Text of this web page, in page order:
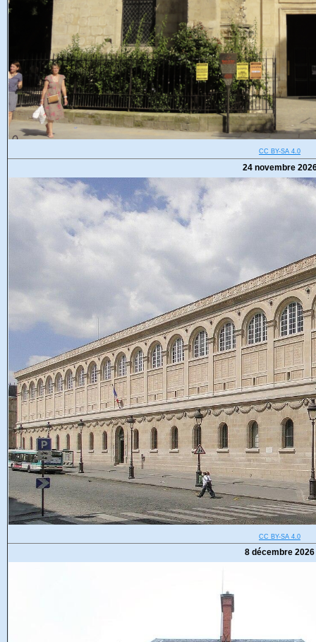
CC BY-SA 4.0
24 novembre
CC BY-SA 4.0
8 décembre 2026